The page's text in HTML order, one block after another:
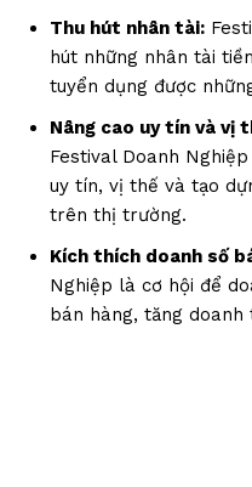
Thu hút nhân tài:
hút những nhân tài
tuyển dụng được
Nâng cao uy tín và vị
Festival Doanh
uy tín, vị thế và tạo
trên thị trường.
Kích thích doanh số
Nghiệp là cơ hội để
bán hàng, tăng doanh